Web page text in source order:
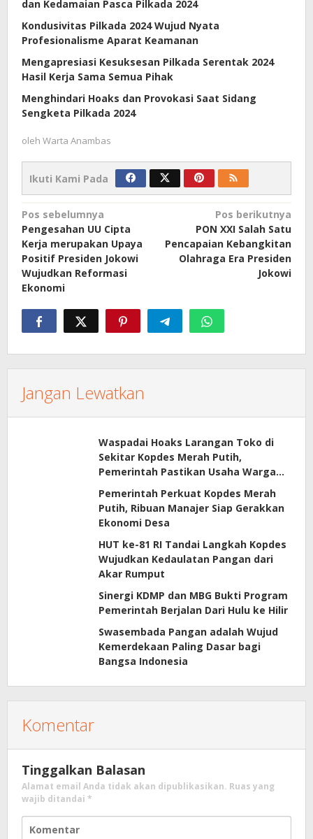
dan Kedamaian Pasca Pilkada 2024
Kondusivitas Pilkada 2024 Wujud Nyata
Profesionalisme Aparat Keamanan
Mengapresiasi Kesuksesan Pilkada Serentak 2024
Hasil Kerja Sama Semua Pihak
Menghindari Hoaks dan Provokasi Saat Sidang
Sengketa Pilkada 2024
oleh Warta Anambas
Ikuti Kami Pada
Navigasi
pos
Pos sebelumnya
Pengesahan UU Cipta
Kerja merupakan Upaya
Positif Presiden Jokowi
Wujudkan Reformasi
Ekonomi
Pos berikutnya
PON XXI Salah Satu
Pencapaian Kebangkitan
Olahraga Era Presiden
Jokowi
Jangan Lewatkan
Waspadai Hoaks Larangan Toko di
Sekitar Kopdes Merah Putih,
Pemerintah Pastikan Usaha Warga
Tetap Dilindungi
Pemerintah Perkuat Kopdes Merah
Putih, Ribuan Manajer Siap Gerakkan
Ekonomi Desa
HUT ke-81 RI Tandai Langkah Kopdes
Wujudkan Kedaulatan Pangan dari
Akar Rumput
Sinergi KDMP dan MBG Bukti Program
Pemerintah Berjalan Dari Hulu ke Hilir
Swasembada Pangan adalah Wujud
Kemerdekaan Paling Dasar bagi
Bangsa Indonesia
Komentar
Tinggalkan Balasan
Alamat email Anda tidak akan dipublikasikan. Ruas yang
wajib ditandai *